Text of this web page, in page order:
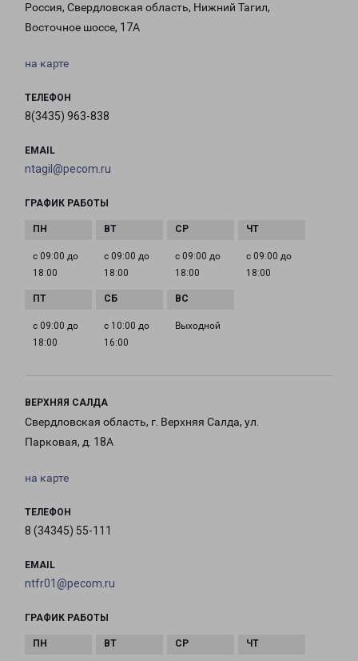
Россия, Свердловская область, Нижний Тагил,
Восточное шоссе, 17А
на карте
ТЕЛЕФОН
8(3435) 963-838
EMAIL
ntagil@pecom.ru
ГРАФИК РАБОТЫ
с 09:00 до
18:00
с 09:00 до
18:00
с 09:00 до
18:00
с 09:00 до
18:00
с 09:00 до
18:00
с 10:00 до
16:00
Выходной
ВЕРХНЯЯ САЛДА
Свердловская область, г. Верхняя Салда, ул.
Парковая, д. 18А
на карте
ТЕЛЕФОН
8 (34345) 55-111
EMAIL
ntfr01@pecom.ru
ГРАФИК РАБОТЫ